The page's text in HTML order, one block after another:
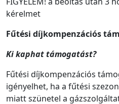
kérelmet
Fűtési díjkompenzációs
Ki kaphat támogatást?
Fűtési díjkompenzációs
igényelhet, ha a fűtési
miatt szünetel a